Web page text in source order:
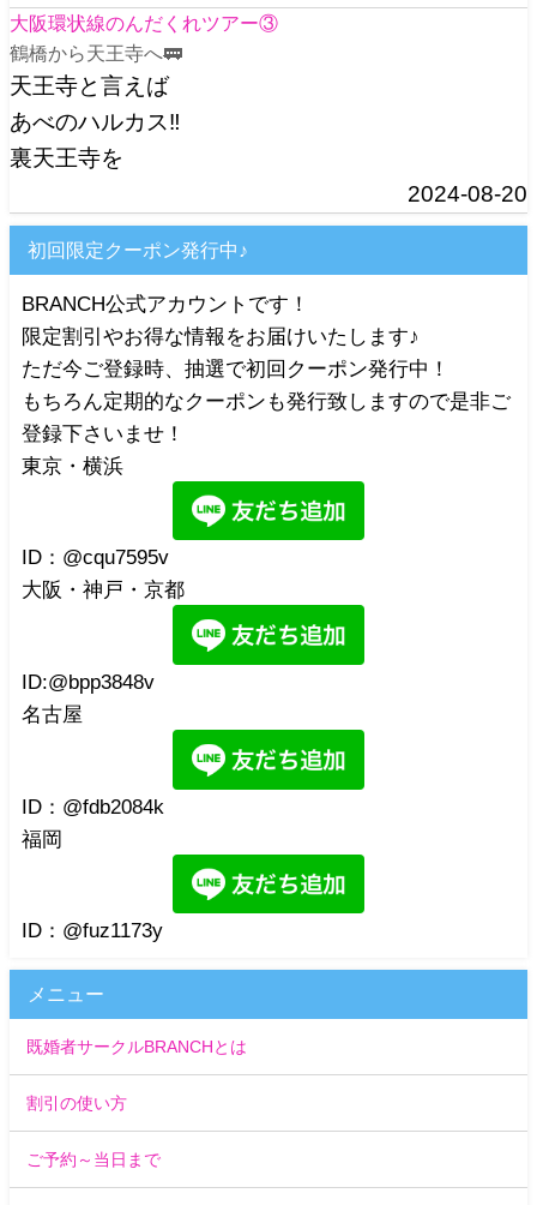
大阪環状線のんだくれツアー③
鶴橋から天王寺へ🚃
天王寺と言えば
あべのハルカス‼️
裏天王寺を
2024-08-20
初回限定クーポン発行中♪
BRANCH公式アカウントです！
限定割引やお得な情報をお届けいたします♪
ただ今ご登録時、抽選で初回クーポン発行中！
もちろん定期的なクーポンも発行致しますので是非ご
登録下さいませ！
東京・横浜
ID：@cqu7595v
大阪・神戸・京都
ID:@bpp3848v
名古屋
ID：@fdb2084k
福岡
ID：@fuz1173y
メニュー
既婚者サークルBRANCHとは
割引の使い方
ご予約～当日まで